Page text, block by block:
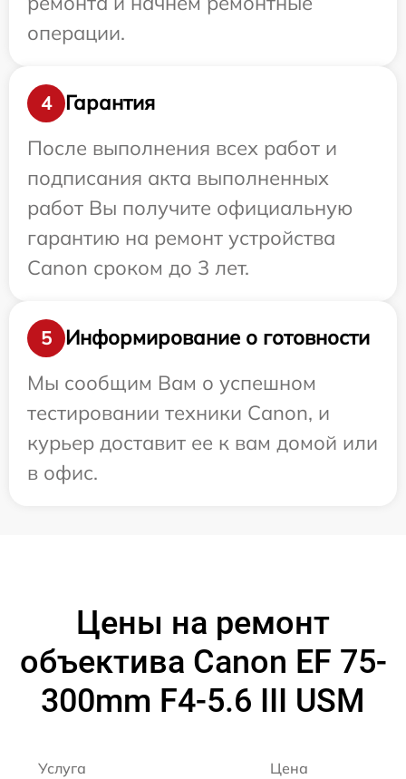
операции.
4
Гарантия
После выполнения всех работ и
подписания акта выполненных
работ Вы получите официальную
гарантию на ремонт устройства
Canon сроком до 3 лет.
5
Информирование о готовности
Мы сообщим Вам о успешном
тестировании техники Canon, и
курьер доставит ее к вам домой или
в офис.
Цены на ремонт
объектива Canon EF 75-
300mm F4-5.6 III USM
Услуга Цена